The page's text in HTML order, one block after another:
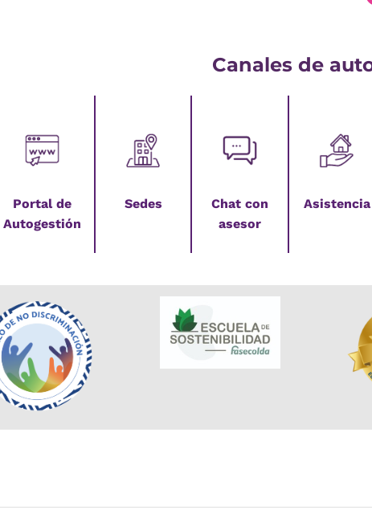
Canales de
Portal de
Autogestión
Sedes
Chat con
asesor
Asistencia